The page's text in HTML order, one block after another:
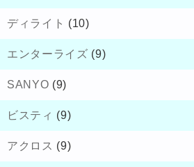
ディライト (10)
エンターライズ (9)
SANYO (9)
ビスティ (9)
アクロス (9)